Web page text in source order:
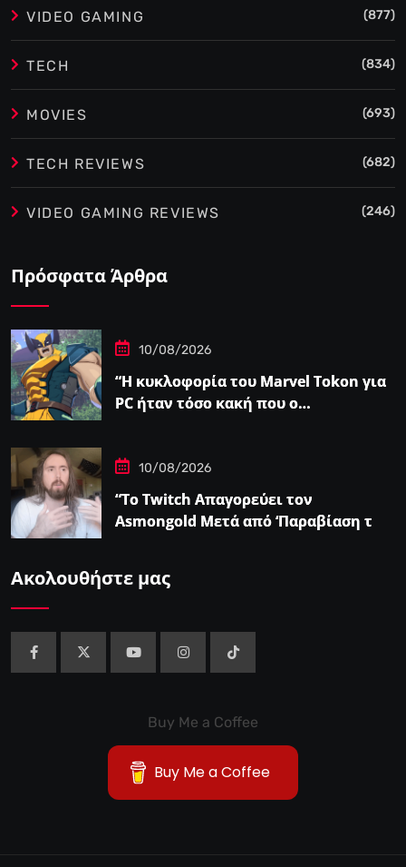
VIDEO GAMING (877)
TECH (834)
MOVIES (693)
TECH REVIEWS (682)
VIDEO GAMING REVIEWS (246)
Πρόσφατα Άρθρα
10/08/2026
“Η κυκλοφορία του Marvel Tokon για
PC ήταν τόσο κακή που ο…
10/08/2026
“Το Twitch Απαγορεύει τον
Asmongold Μετά από ‘Παραβίαση των
Ακολουθήστε μας
Buy Me a Coffee
Buy Me a Coffee